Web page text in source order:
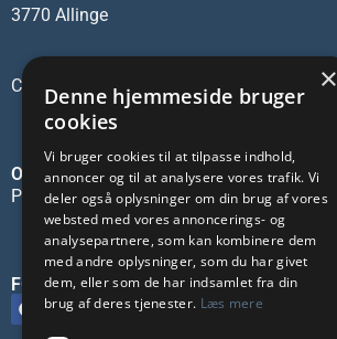
3770 Allinge
CVR-nr.: 45137473
OM OS
Privatlivspolitik
FØLG OS PÅ SOCIALE MEDIER
×
Denne hjemmeside bruger
cookies
Vi bruger cookies til at tilpasse indhold,
annoncer og til at analysere vores trafik. Vi
deler også oplysninger om din brug af vores
websted med vores annoncerings- og
analysepartnere, som kan kombinere dem
med andre oplysninger, som du har givet
dem, eller som de har indsamlet fra din
brug af deres tjenester. Læs mere